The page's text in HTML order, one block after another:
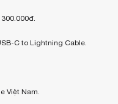
to Lightning Cable.
Việt Nam.